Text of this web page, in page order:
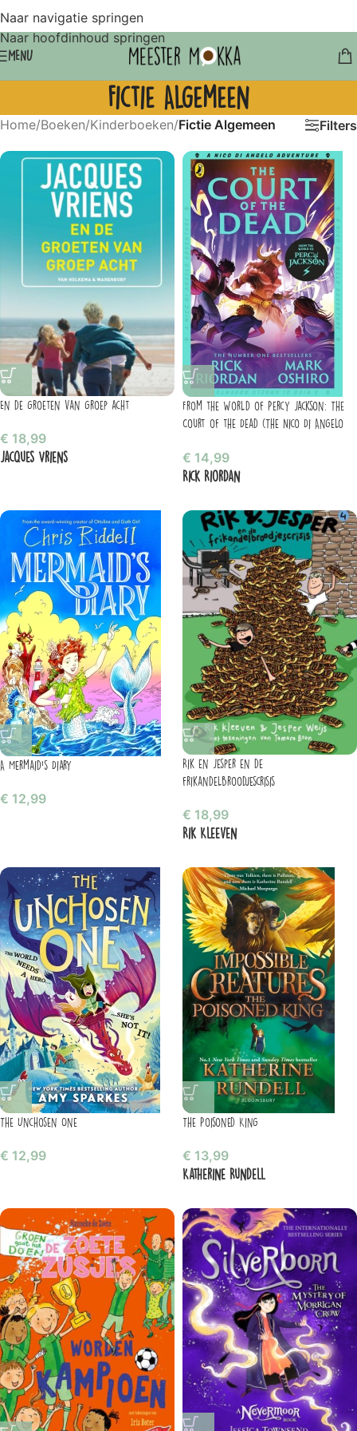
Naar navigatie springen
Naar hoofdinhoud springen
MENU
Fictie Algemeen
Home/Boeken/Kinderboeken/Fictie Algemeen Filters
En de groeten van groep acht
€ 18,99
Jacques Vriens
From the World of Percy Jackson: The
Court of the Dead (The Nico Di Angelo
€ 14,99
Rick Riordan
A Mermaid’s Diary
€ 12,99
Rik en Jesper en de
frikandelbroodjescrisis
€ 18,99
Rik Kleeven
The Unchosen One
€ 12,99
The Poisoned King
€ 13,99
Katherine Rundell